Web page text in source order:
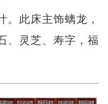
。此床主饰螭龙，
、灵芝、寿字，福